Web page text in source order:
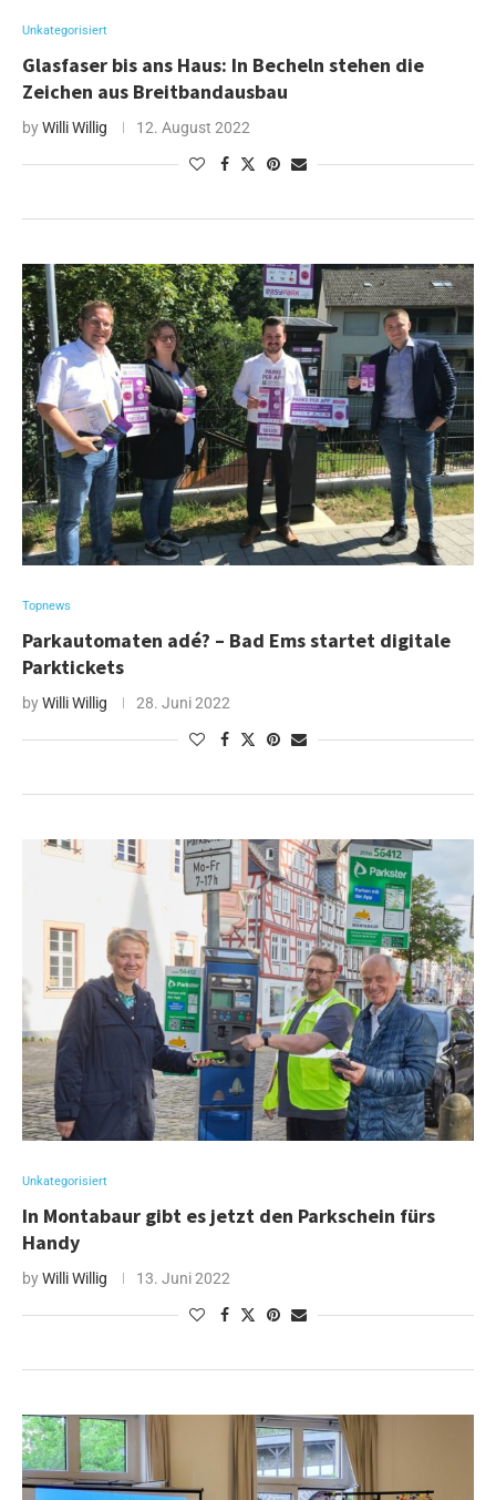
Unkategorisiert
Glasfaser bis ans Haus: In Becheln stehen die
Zeichen aus Breitbandausbau
byWilli Willig 12. August 2022
Topnews
Parkautomaten adé? – Bad Ems startet digitale
Parktickets
byWilli Willig 28. Juni 2022
Unkategorisiert
In Montabaur gibt es jetzt den Parkschein fürs
Handy
byWilli Willig 13. Juni 2022